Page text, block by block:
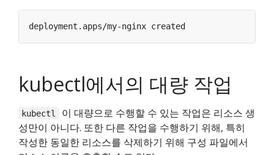
kubectl에서의 대량 작업
kubectl
이 대량으로 수행할 수 있는 작업은 리소스 생
성만이 아니다. 또한 다른 작업을 수행하기 위해, 특히
작성한 동일한 리소스를 삭제하기 위해 구성 파일에서